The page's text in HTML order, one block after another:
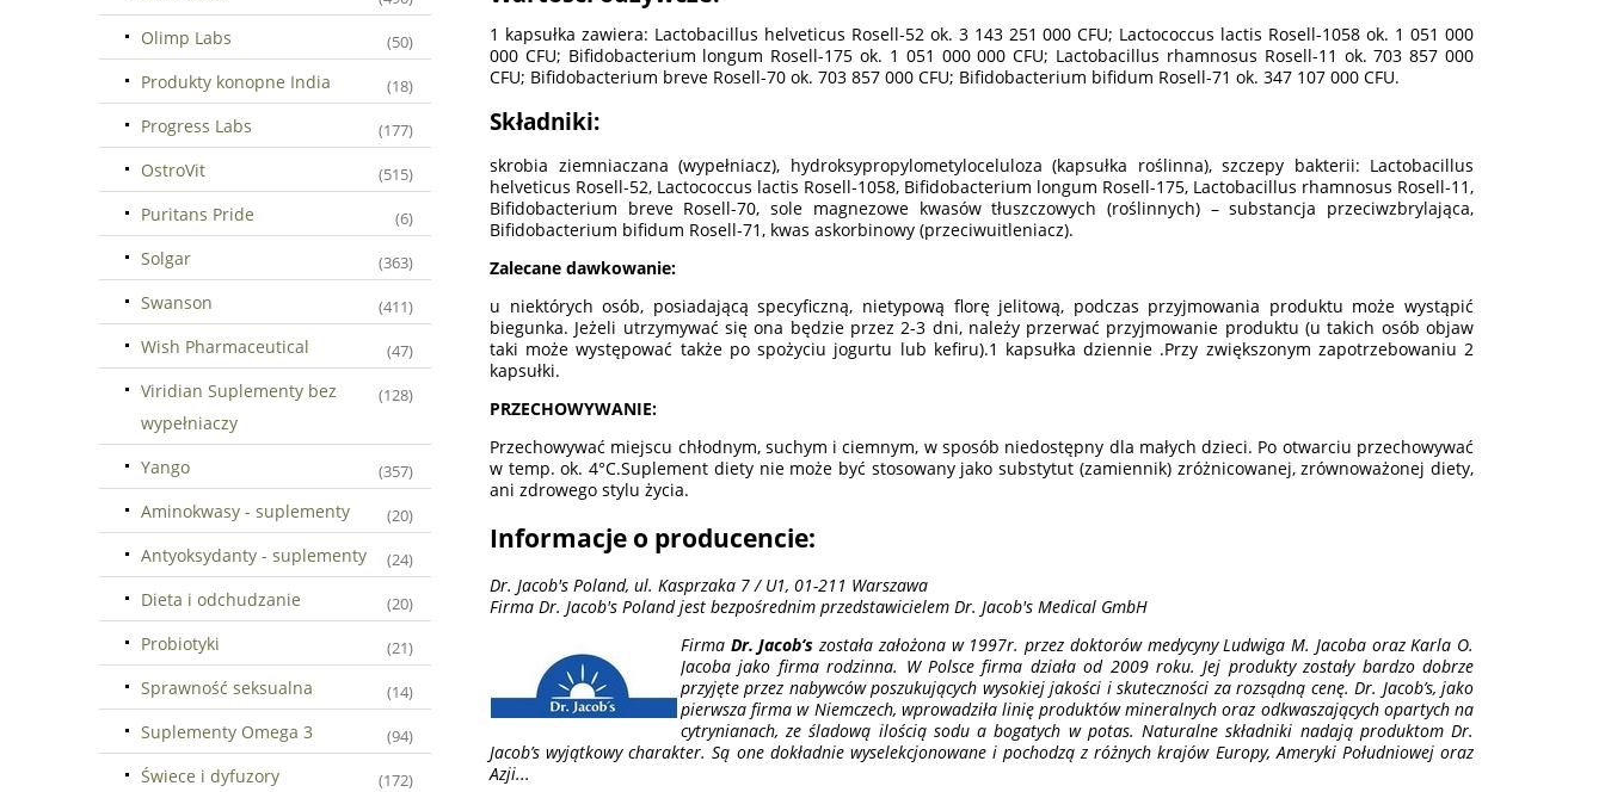
Olimp Labs (50)
Produkty konopne India (18)
Progress Labs (177)
OstroVit (515)
Puritans Pride (6)
Solgar (363)
Swanson (411)
Wish Pharmaceutical (47)
Viridian Suplementy bez
wypełniaczy
(128)
Yango (357)
Aminokwasy - suplementy (20)
Antyoksydanty - suplementy (24)
Dieta i odchudzanie (20)
Probiotyki (21)
Sprawność seksualna (14)
Suplementy Omega 3 (94)
Świece i dyfuzory (172)
1 kapsułka zawiera: Lactobacillus helveticus Rosell-52 ok. 3 143 251 000 CFU; Lactococcus lactis Rosell-1058 ok. 1 051 000
000 CFU; Bifidobacterium longum Rosell-175 ok. 1 051 000 000 CFU; Lactobacillus rhamnosus Rosell-11 ok. 703 857 000
CFU; Bifidobacterium breve Rosell-70 ok. 703 857 000 CFU; Bifidobacterium bifidum Rosell-71 ok. 347 107 000 CFU.
Składniki:
skrobia ziemniaczana (wypełniacz), hydroksypropylometyloceluloza (kapsułka roślinna), szczepy bakterii: Lactobacillus
helveticus Rosell-52, Lactococcus lactis Rosell-1058, Bifidobacterium longum Rosell-175, Lactobacillus rhamnosus Rosell-11,
Bifidobacterium breve Rosell-70, sole magnezowe kwasów tłuszczowych (roślinnych) – substancja przeciwzbrylająca,
Bifidobacterium bifidum Rosell-71, kwas askorbinowy (przeciwuitleniacz).
Zalecane dawkowanie:
u niektórych osób, posiadającą specyficzną, nietypową florę jelitową, podczas przyjmowania produktu może wystąpić
biegunka. Jeżeli utrzymywać się ona będzie przez 2-3 dni, należy przerwać przyjmowanie produktu (u takich osób objaw
taki może występować także po spożyciu jogurtu lub kefiru).1 kapsułka dziennie .Przy zwiększonym zapotrzebowaniu 2
kapsułki.
PRZECHOWYWANIE:
Przechowywać miejscu chłodnym, suchym i ciemnym, w sposób niedostępny dla małych dzieci. Po otwarciu przechowywać
w temp. ok. 4°C.Suplement diety nie może być stosowany jako substytut (zamiennik) zróżnicowanej, zrównoważonej diety,
ani zdrowego stylu życia.
Informacje o producencie:
Dr. Jacob's Poland, ul. Kasprzaka 7 / U1, 01-211 Warszawa
Firma Dr. Jacob's Poland jest bezpośrednim przedstawicielem Dr. Jacob's Medical GmbH
Firma Dr. Jacob‘s została założona w 1997r. przez doktorów medycyny Ludwiga M. Jacoba oraz Karla O.
Jacoba jako firma rodzinna. W Polsce firma działa od 2009 roku. Jej produkty zostały bardzo dobrze
przyjęte przez nabywców poszukujących wysokiej jakości i skuteczności za rozsądną cenę. Dr. Jacob’s, jako
pierwsza firma w Niemczech, wprowadziła linię produktów mineralnych oraz odkwaszających opartych na
cytrynianach, ze śladową ilością sodu a bogatych w potas. Naturalne składniki nadają produktom Dr.
Jacob’s wyjątkowy charakter. Są one dokładnie wyselekcjonowane i pochodzą z różnych krajów Europy, Ameryki Południowej oraz
Azji...